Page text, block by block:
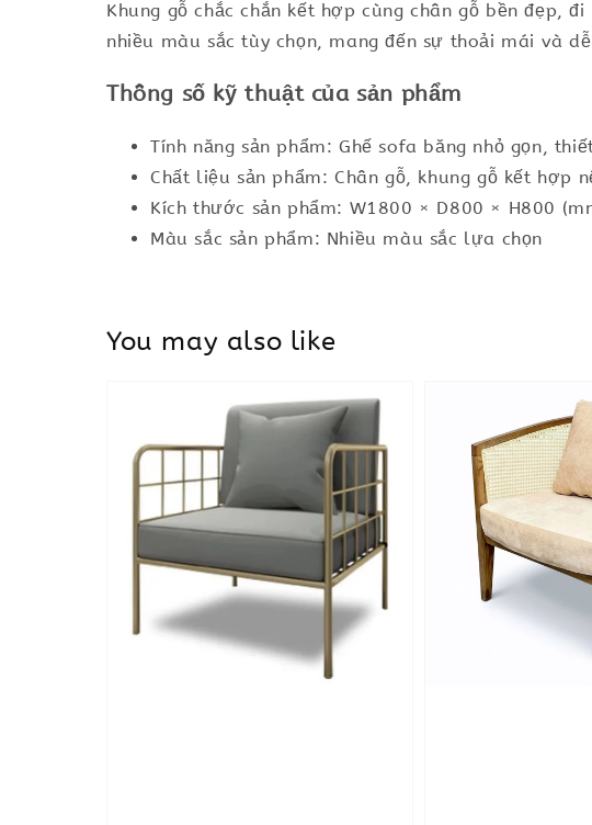
Khung gỗ chắc chắn kết hợp cùng chân gỗ bền đẹp,
nhiều màu sắc tùy chọn, mang đến sự thoải mái và
Thông số kỹ thuật của sản phẩm
Tính năng sản phẩm: Ghế sofa băng nhỏ gọn,
Chất liệu sản phẩm: Chân gỗ, khung gỗ kết hợp
Kích thước sản phẩm: W1800 × D800 × H800
Màu sắc sản phẩm: Nhiều màu sắc lựa chọn
You may also like